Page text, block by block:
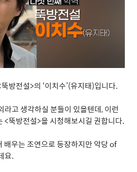
뚝방전설>의 ‘이치수’(유지태)입니다.
라고 생각하실 분들이 있을텐데,이런
<뚝방전설>을 시청해보시길 권합니다.
배우는 조연으로 등장하지만 악당of
요.